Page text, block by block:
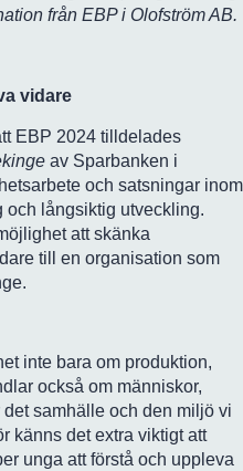
från EBP i Olofström AB.
vidare
EBP 2024 tilldelades
av Sparbanken i
och satsningar inom
långsiktig utveckling.
att skänka
till en organisation som
inte bara om produktion,
också om människor,
samhälle och den miljö vi
känns det extra viktigt att
unga att förstå och uppleva